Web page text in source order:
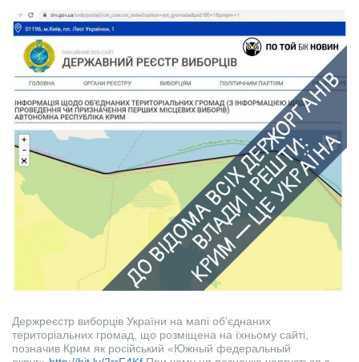
Держреєстр виборців України на мапі об’єднаних
територіальних громад, що розміщена на їхньому сайті,
позначив Крим як російський «Южный федеральный